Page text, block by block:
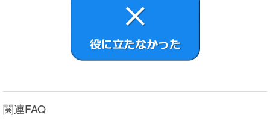
お客さまがインストールした、または本製品にプリイン
ストールされていた許諾ソフトウェアが何らかの理由で
ェアを削除のうえ、許諾ソフトウェアを本製品に再イン
ストールするためにのみ使用することができるものとし
対象外ソフトウェアには、①ソースコードの形式でまた
は無償で公に入手可能なソフトウェアを含むものまたは
関連FAQ